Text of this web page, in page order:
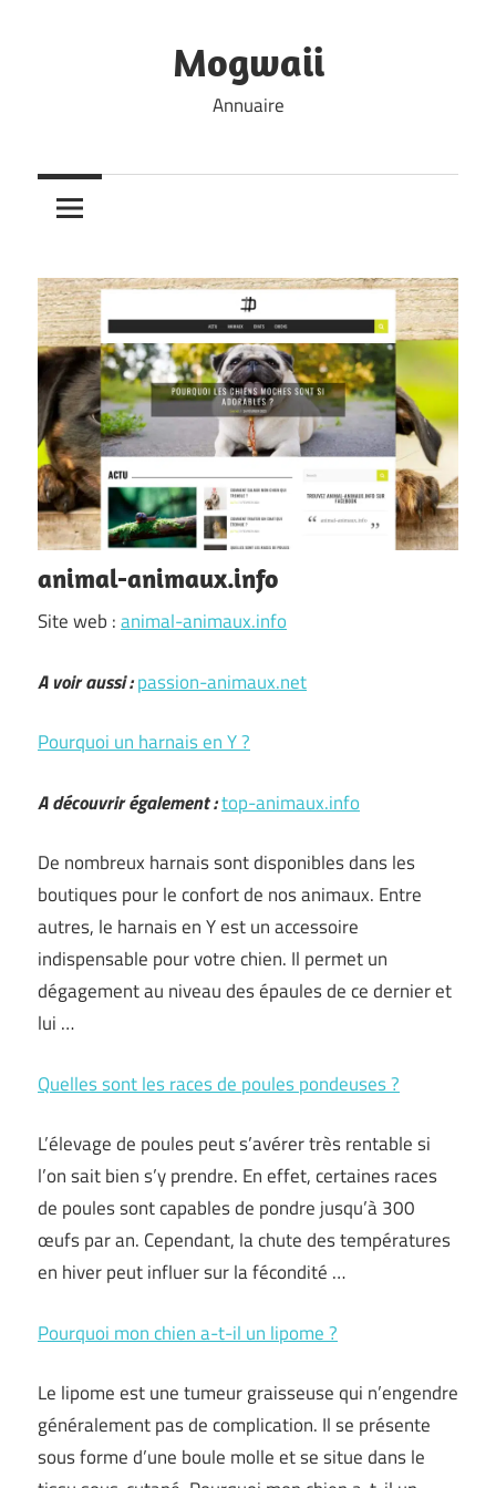
Mogwaii
Annuaire
animal-animaux.info
Site web :animal-animaux.info
A voir aussi :passion-animaux.net
Pourquoi un harnais en Y ?
A découvrir également :top-animaux.info
De nombreux harnais sont disponibles dans les
boutiques pour le confort de nos animaux. Entre
autres, le harnais en Y est un accessoire
indispensable pour votre chien. Il permet un
dégagement au niveau des épaules de ce dernier et
lui …
Quelles sont les races de poules pondeuses ?
L’élevage de poules peut s’avérer très rentable si
l’on sait bien s’y prendre. En effet, certaines races
de poules sont capables de pondre jusqu’à 300
œufs par an. Cependant, la chute des températures
en hiver peut influer sur la fécondité …
Pourquoi mon chien a-t-il un lipome ?
Le lipome est une tumeur graisseuse qui n’engendre
généralement pas de complication. Il se présente
sous forme d’une boule molle et se situe dans le